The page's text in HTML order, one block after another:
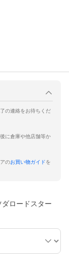
の連絡をお待ちくだ
に倉庫や他店舗等か
アのお買い物ガイドを
ト オイルポンプ用 マツダロードスター